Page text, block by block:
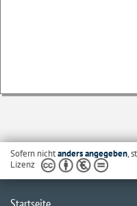
Sofern nichtanders angegeben,
Lizenz